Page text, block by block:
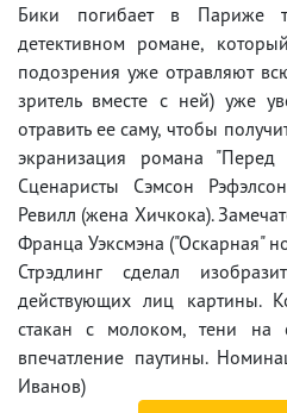
Бики погибает в Париже
детективном романе,
подозрения уже отравляют
зритель вместе с ней) уже
отравить ее саму, чтобы
экранизация романа
Сценаристы Сэмсон
Ревилл (жена Хичкока).
Франца Уэксмэна ("Оскарная"
Стрэдлинг сделал
действующих лиц картины.
стакан с молоком, тени на
впечатление паутины.
Иванов)